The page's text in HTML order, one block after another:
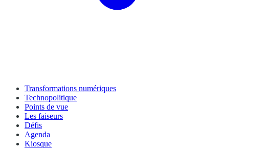
Transformations numériques
Technopolitique
Points de vue
Les faiseurs
Défis
Agenda
Kiosque